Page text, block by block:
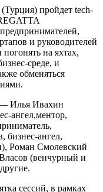
пройдет tech-
и руководителей
на яхтах,
среде, и
обменяться
— Илья Ивахин
ангел,ментор,
бизнес-ангел,
Роман Смолевский
(венчурный и
сессий, в рамках